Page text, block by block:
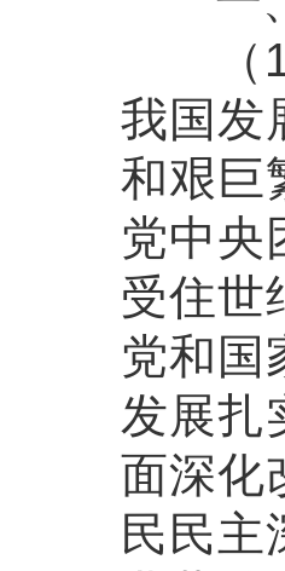
（1
我国发
和艰巨
党中央
受住世
党和国
发展扎
面深化
民民主